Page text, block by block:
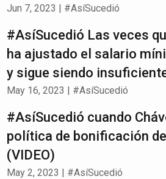
Jun 7, 2023 | #AsíSucedió
#AsíSucedió Las veces
ha ajustado el salario
y sigue siendo
May 16, 2023 | #AsíSucedió
#AsíSucedió cuando
política de bonificación
(VIDEO)
May 2, 2023 | #AsíSucedió